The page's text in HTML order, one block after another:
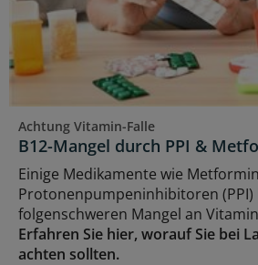
Achtung Vitamin-Falle
B12-Mangel durch PPI &
Einige Medikamente wie
Protonenpumpeninhibitoren (PPI)
folgenschweren Mangel an
Erfahren Sie hier, worauf Sie bei
achten sollten.